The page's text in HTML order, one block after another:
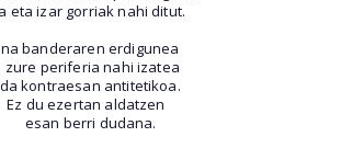
eta izar gorriak nahi ditut.
banderaren erdigunea
zure periferia nahi izatea
kontraesan antitetikoa.
Ez du ezertan aldatzen
esan berri dudana.